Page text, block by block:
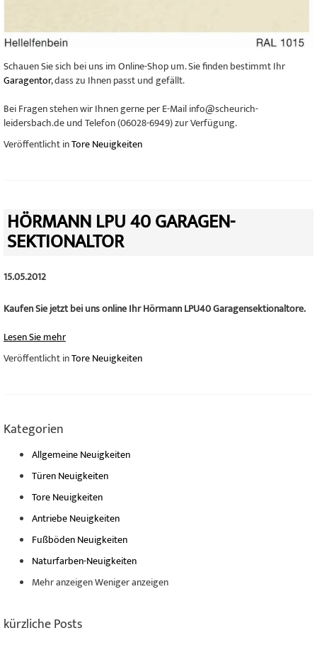
Schauen Sie sich bei uns im Online-Shop um. Sie finden bestimmt Ihr
Garagentor, dass zu Ihnen passt und gefällt.
Bei Fragen stehen wir Ihnen gerne per E-Mail info@scheurich-
leidersbach.de und Telefon (06028-6949) zur Verfügung.
Veröffentlicht inTore Neuigkeiten
HÖRMANN LPU 40 GARAGEN-
SEKTIONALTOR
15.05.2012
Kaufen Sie jetzt bei uns online Ihr Hörmann LPU40 Garagensektionaltore.
Lesen Sie mehr
Veröffentlicht inTore Neuigkeiten
Kategorien
Allgemeine Neuigkeiten
Türen Neuigkeiten
Tore Neuigkeiten
Antriebe Neuigkeiten
Fußböden Neuigkeiten
Naturfarben-Neuigkeiten
Mehr anzeigenWeniger anzeigen
kürzliche Posts